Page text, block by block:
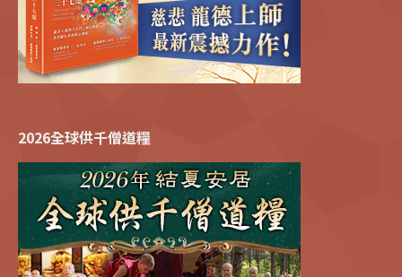
2026全球供千僧道糧